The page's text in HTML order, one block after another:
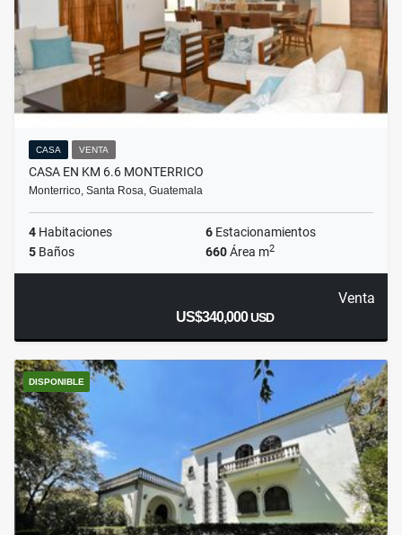
CASA VENTA
CASA EN KM 6.6 MONTERRICO
Monterrico, Santa Rosa, Guatemala
4 Habitaciones 6 Estacionamientos
5 Baños 660Área m2
Venta
US$340,000USD
DISPONIBLE